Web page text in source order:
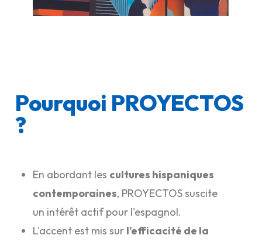
Pourquoi PROYECTOS
?
En abordant les cultures hispaniques
contemporaines, PROYECTOS suscite
un intérêt actif pour l'espagnol.
L'accent est mis sur l’efficacité de la